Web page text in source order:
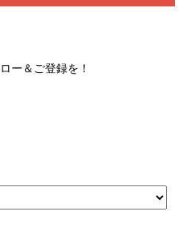
ー＆ご登録を！